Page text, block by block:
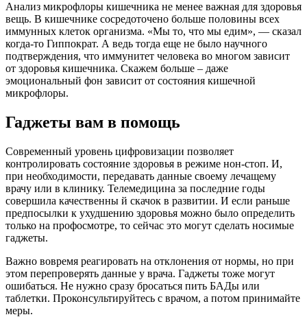
Анализ микрофлоры кишечника не менее важная для здоровья
вещь. В кишечнике сосредоточено больше половины всех
иммунных клеток организма. «Мы то, что мы едим», — сказал
когда-то Гиппократ. А ведь тогда еще не было научного
подтверждения, что иммунитет человека во многом зависит
от здоровья кишечника. Скажем больше – даже
эмоциональный фон зависит от состояния кишечной
микрофлоры.
Гаджеты вам в помощь
Современный уровень цифровизации позволяет
контролировать состояние здоровья в режиме нон-стоп. И,
при необходимости, передавать данные своему лечащему
врачу или в клинику. Телемедицина за последние годы
совершила качественны й скачок в развитии. И если раньше
предпосылки к ухудшению здоровья можно было определить
только на профосмотре, то сейчас это могут сделать носимые
гаджеты.
Важно вовремя реагировать на отклонения от нормы, но при
этом перепроверять данные у врача. Гаджеты тоже могут
ошибаться. Не нужно сразу бросаться пить БАДы или
таблетки. Проконсультируйтесь с врачом, а потом принимайте
меры.